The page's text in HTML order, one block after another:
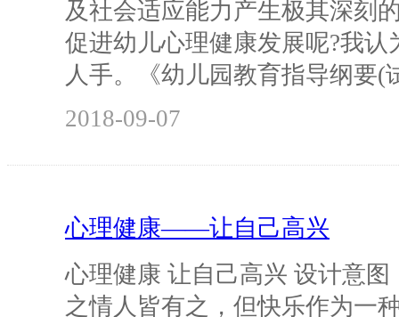
及社会适应能力产生极其深刻
促进幼儿心理健康发展呢?我认
人手。《幼儿园教育指导纲要(
2018-09-07
心理健康——让自己高兴
心理健康 让自己高兴 设计意
之情人皆有之，但快乐作为一